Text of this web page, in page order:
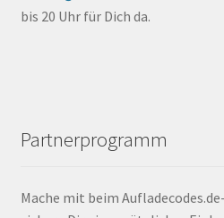
bis 20 Uhr für Dich da.
Partnerprogramm
Mache mit beim